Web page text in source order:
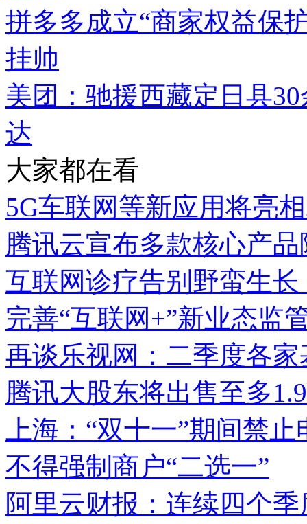
拼多多成立“商家权益保
挂帅
美团：驰援西藏定日县
达
大家都在看
5G车联网等新应用将亮
腾讯云宣布多款核心产
互联网诊疗告别野蛮生
完善“互联网+”新业态监
再谈乐视网：二季度各
腾讯大股东将出售至多
上海：“双十一”期间禁
不得强制商户“二选一”
阿里云财报：连续四个